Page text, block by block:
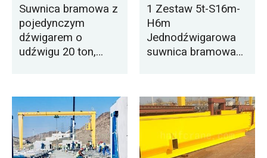
Suwnica bramowa z
pojedynczym
dźwigarem o
udźwigu 20 ton,
1 Zestaw 5t-S16m-
H6m
Jednodźwigarowa
suwnica bramowa